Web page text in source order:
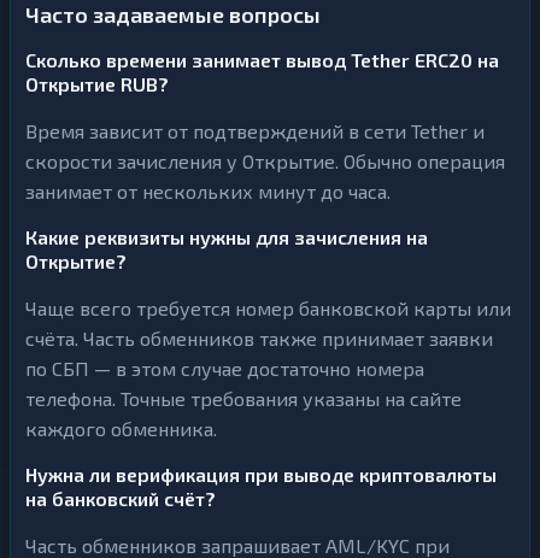
Часто задаваемые вопросы
Сколько времени занимает вывод Tether ERC20 на
Открытие RUB?
Время зависит от подтверждений в сети Tether и
скорости зачисления у Открытие. Обычно операция
занимает от нескольких минут до часа.
Какие реквизиты нужны для зачисления на
Открытие?
Чаще всего требуется номер банковской карты или
счёта. Часть обменников также принимает заявки
по СБП — в этом случае достаточно номера
телефона. Точные требования указаны на сайте
каждого обменника.
Нужна ли верификация при выводе криптовалюты
на банковский счёт?
Часть обменников запрашивает AML/KYC при